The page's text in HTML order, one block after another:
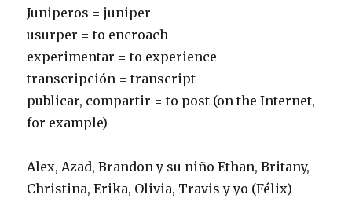
Juniperos = juniper
usurper = to encroach
experimentar = to experience
transcripción = transcript
publicar, compartir = to post (on the Internet,
for example)
Alex, Azad, Brandon y su niño Ethan, Britany,
Christina, Erika, Olivia, Travis y yo (Félix)